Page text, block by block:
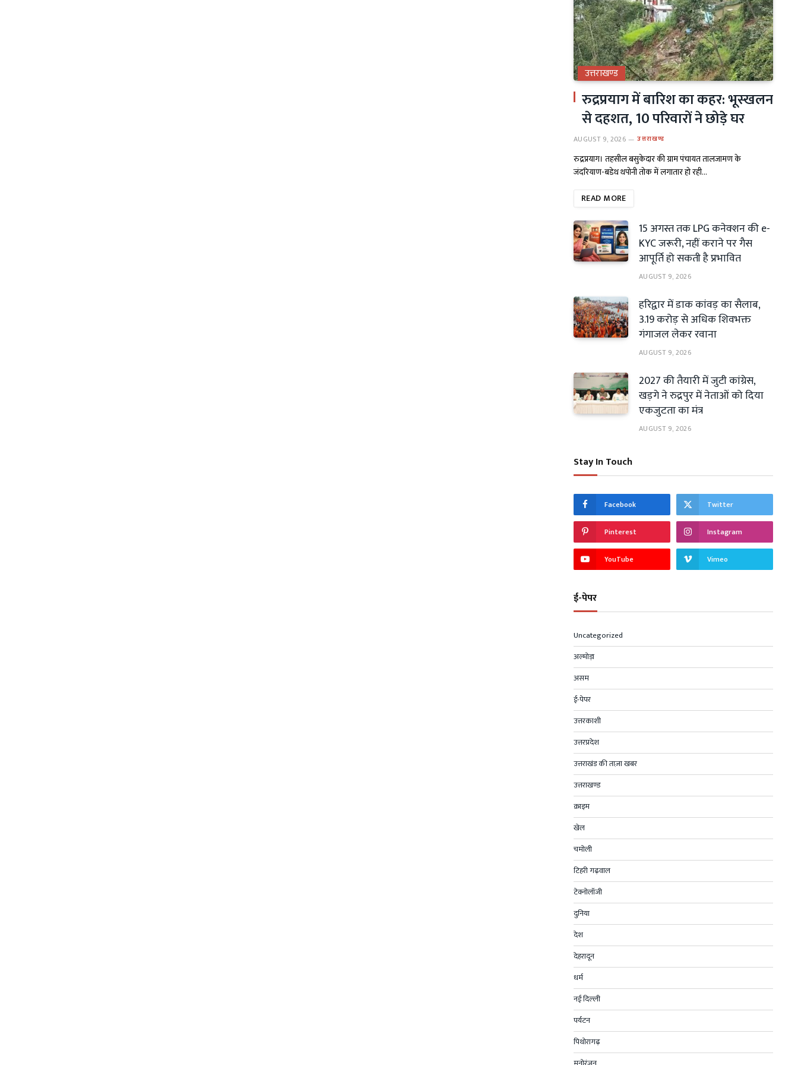
उत्तराखण्ड
रुद्रप्रयाग में बारिश का कहर: भूस्खलन
से दहशत, 10 परिवारों ने छोड़े घर
AUGUST 9, 2026 उत्तराखण्ड
रुद्रप्रयाग। तहसील बसुकेदार की ग्राम पंचायत तालजामण के
जंदरियाण-बडेथ थपोनी तोक में लगातार हो रही…
READ MORE
15 अगस्त तक LPG कनेक्शन की e-
KYC जरूरी, नहीं कराने पर गैस
आपूर्ति हो सकती है प्रभावित
AUGUST 9, 2026
हरिद्वार में डाक कांवड़ का सैलाब,
3.19 करोड़ से अधिक शिवभक्त
गंगाजल लेकर रवाना
AUGUST 9, 2026
2027 की तैयारी में जुटी कांग्रेस,
खड़गे ने रुद्रपुर में नेताओं को दिया
एकजुटता का मंत्र
AUGUST 9, 2026
Stay In Touch
Facebook Twitter
Pinterest Instagram
YouTube Vimeo
ई-पेपर
Uncategorized
अल्मोड़ा
असम
ई-पेपर
उत्तरकाशी
उत्तरप्रदेश
उत्तराखंड की ताज़ा खबर
उत्तराखण्ड
क्राइम
खेल
चमोली
टिहरी गढ़वाल
टेक्नोलॉजी
दुनिया
देश
देहरादून
धर्म
नई दिल्ली
पर्यटन
पिथोरागढ़